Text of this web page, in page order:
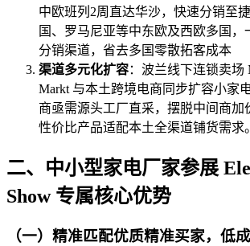
中欧班列2周直达华沙，快速分销至
国、罗马尼亚等中东欧及西欧多国，
分销渠道，省去多国零散拓客成本
渠道多元化扩容：波兰线下连锁卖场
Markt 与本土跨境电商同步扩容小家
商亟需源头工厂直采，摆脱中间商加
性价比产品适配本土全渠道铺货需求。
二、中小型家电厂家参展
Show 专属核心优势
（一）精准匹配优质精准买家，低